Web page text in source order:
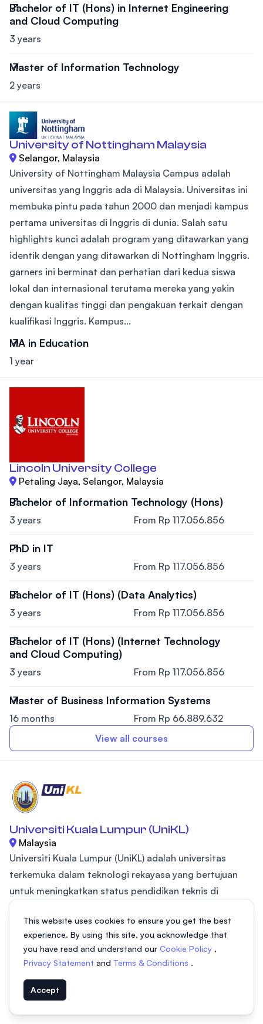
Bachelor of IT (Hons) in Internet Engineering
and Cloud Computing
3 years
Master of Information Technology
2 years
University of Nottingham Malaysia
Selangor, Malaysia
University of Nottingham Malaysia Campus adalah
universitas yang Inggris ada di Malaysia. Universitas ini
membuka pintu pada tahun 2000 dan menjadi kampus
pertama universitas di Inggris di dunia. Salah satu
highlights kunci adalah program yang ditawarkan yang
identik dengan yang ditawarkan di Nottingham Inggris.
garners ini berminat dan perhatian dari kedua siswa
lokal dan internasional terutama mereka yang yakin
dengan kualitas tinggi dan pengakuan terkait dengan
kualifikasi Inggris. Kampus...
MA in Education
1 year
Lincoln University College
Petaling Jaya, Selangor, Malaysia
Bachelor of Information Technology (Hons)
3 years From Rp 117.056.856
PhD in IT
3 years From Rp 117.056.856
Bachelor of IT (Hons) (Data Analytics)
3 years From Rp 117.056.856
Bachelor of IT (Hons) (Internet Technology
and Cloud Computing)
3 years From Rp 117.056.856
Master of Business Information Systems
16 months
From Rp 66.889.632
View all courses
Universiti Kuala Lumpur (UniKL)
Malaysia
Universiti Kuala Lumpur (UniKL) adalah universitas
terkemuka dalam teknologi rekayasa yang bertujuan
untuk meningkatkan status pendidikan teknis di
Malaysia. Untuk itu, kami berusaha untuk membekali
Anda dengan pengetahuan teknologi yang kuat dan
keterampilan kewirausahaan yang cerdas yang akan
memungkinkan Anda untuk melambung lebih tinggi
institut cabang kami menawarkan berbagai yayasan,
This website uses cookies to ensure you get the best
experience. By using this site, you acknowledge that
you have read and understand our Cookie Policy ,
Privacy Statement and Terms & Conditions .
Accept